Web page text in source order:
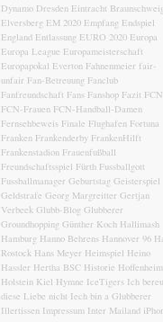
Dynamo Dresden Eintracht Braunschweig
Elversberg EM 2020 Empfang Endspiel
England Entlassung EURO 2020 Europa
Europa League Europameisterschaft
Europapokal Everton Fahnenmeier fair-
unfair Fan-Betreuung Fanclub
Fanfreundschaft Fans Fanshop Fazit FCN
FCN-Frauen FCN-Handball-Damen
Fernsehbeweis Finale Flughafen Fortuna
Franken Frankenderby FrankenHilft
Frankenstadion Frauenfußball
Freundschaftsspiel Fürth Fussballgott
Fussballmanager Geburtstag Geisterspiel
Geldstrafe Georg Margreitter Gertjan
Verbeek Glubb-Blog Glubberer
Groundhopping Günther Koch Hallimash
Hamburg Hanno Behrens Hannover 96
Rostock Hans Meyer Heimspiel Heino
Hassler Hertha BSC Historie Hoffenheim
Holstein Kiel Hymne IceTigers Ich
diese Liebe nicht Iech bin a Glubberer
Illertissen Impressum Inter Mailand